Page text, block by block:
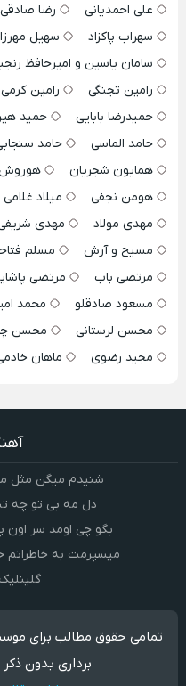
علی احمدیانی
رضا صادقی
سهراب پاکزاد
سهیل
سامان یاسین و امیرحافظ
رامین تجنگی
رامین کرمی
حمیدرضا بابایی
حمید
حامد الماسی
حامد
همایون شجریان
هوروش
هومن نجفی
میلاد غلامی
مهدی مولاد
مهدی
مسیح و آرش
مسلم
مرتضی باب
مرتضی
مسعود صادقلو
محمد
محسن لرستانی
محسن
مجید رضوی
ماهان
شنیدم میگن مثل
دل مه بی تو چه
بگو چی اومد سر اون
میسپرمت به خاطراتم
تمامی حقوق مطالب برای
برداری بدون